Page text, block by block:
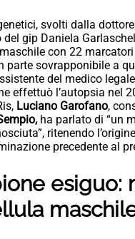
svolti dalla
del gip Daniela
con 22
parte sovrapponibile a
del medico legale
effettuò l’autopsia nel
Luciano Garofano,
ha parlato di “un
ritenendo
precedente al
esiguo: